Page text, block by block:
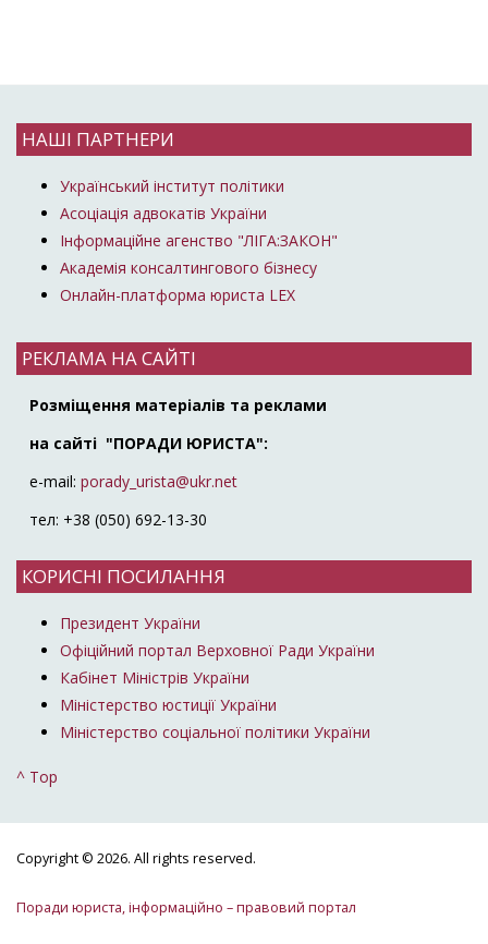
НАШІ ПАРТНЕРИ
Український інститут політики
Асоціація адвокатів України
Інформаційне агенство "ЛІГА:ЗАКОН"
Академія консалтингового бізнесу
Онлайн-платформа юриста LEX
РЕКЛАМА НА САЙТІ
Розміщення матеріалів та реклами
на сайті "ПОРАДИ ЮРИСТА":
e-mail: porady_urista@ukr.net
тел: +38 (050) 692-13-30
КОРИСНІ ПОСИЛАННЯ
Президент України
Офіційний портал Верховної Ради України
Кабінет Міністрів України
Міністерство юстиції України
Міністерство соціальної політики України
^ Top
Copyright © 2026. All rights reserved.
Поради юриста, інформаційно – правовий портал